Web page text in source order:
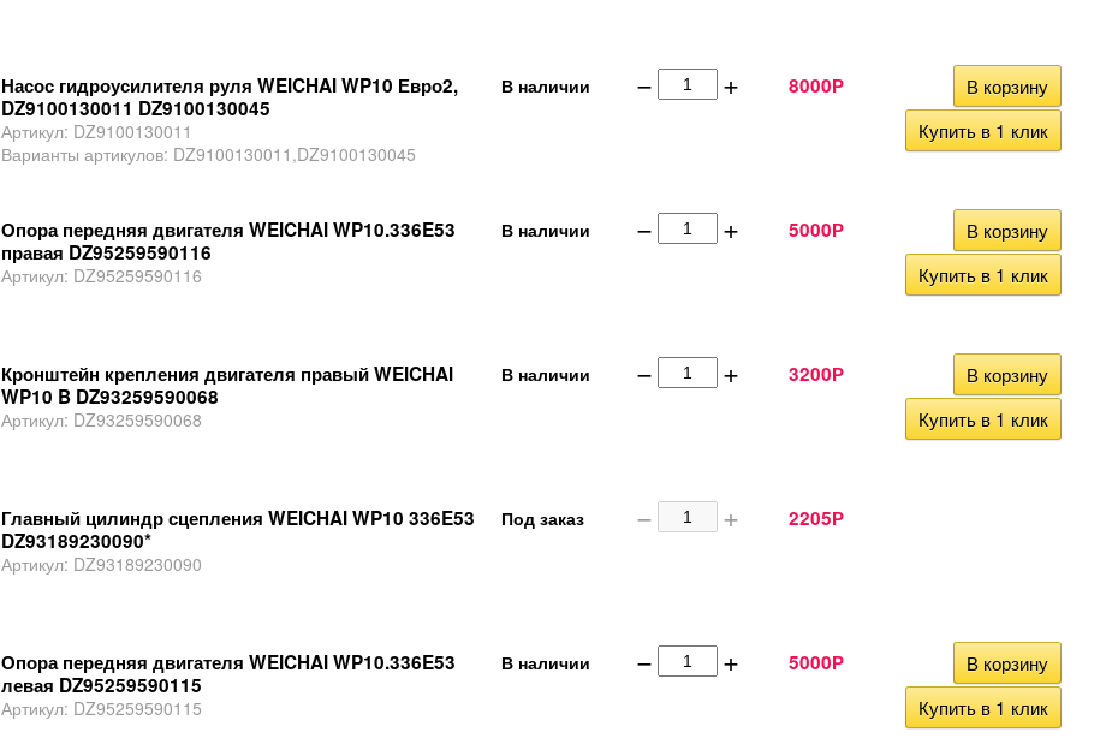
Насос гидроусилителя руля WEICHAI WP10 Евро2,
DZ9100130011 DZ9100130045
Артикул: DZ9100130011
Варианты артикулов: DZ9100130011,DZ9100130045
В наличии − + 8000Р
В корзину
Купить в 1 клик
Опора передняя двигателя WEICHAI WP10.336E53
правая DZ95259590116
Артикул: DZ95259590116
В наличии − + 5000Р
В корзину
Купить в 1 клик
Кронштейн крепления двигателя правый WEICHAI
WP10 B DZ93259590068
Артикул: DZ93259590068
В наличии − + 3200Р
В корзину
Купить в 1 клик
Главный цилиндр сцепления WEICHAI WP10 336E53
DZ93189230090*
Артикул: DZ93189230090
Под заказ − + 2205Р
Опора передняя двигателя WEICHAI WP10.336E53
левая DZ95259590115
Артикул: DZ95259590115
В наличии − + 5000Р
В корзину
Купить в 1 клик